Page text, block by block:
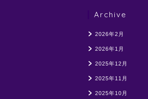
Archive
2026年2月
2026年1月
2025年12月
2025年11月
2025年10月